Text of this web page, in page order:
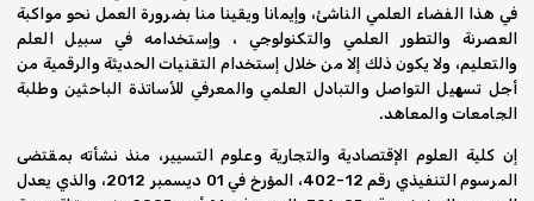
في هذا الفضاء العلمي الناشئ، وإيمانا ويقينا منا بضرورة العمل نحو مواكبة
العصرنة والتطور العلمي والتكنولوجي ، وإستخدامه في سبيل العلم
والتعليم، ولا يكون ذلك إلا من خلال إستخدام التقنيات الحديثة والرقمية من
أجل تسهيل التواصل والتبادل العلمي والمعرفي للأساتذة الباحثين وطلبة
الجامعات والمعاهد.
إن كلية العلوم الإقتصادية والتجارية وعلوم التسيير، منذ نشأته بمقتضى
المرسوم التنفيذي رقم 12-402، المؤرخ في 01 ديسمبر 2012، والذي يعدل